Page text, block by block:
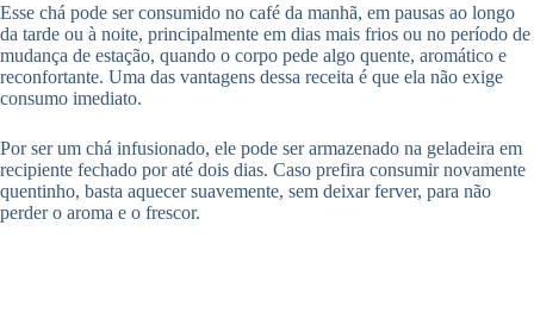
Esse chá pode ser consumido no café da manhã, em pausas ao longo
da tarde ou à noite, principalmente em dias mais frios ou no período de
mudança de estação, quando o corpo pede algo quente, aromático e
reconfortante. Uma das vantagens dessa receita é que ela não exige
consumo imediato.
Por ser um chá infusionado, ele pode ser armazenado na geladeira em
recipiente fechado por até dois dias. Caso prefira consumir novamente
quentinho, basta aquecer suavemente, sem deixar ferver, para não
perder o aroma e o frescor.